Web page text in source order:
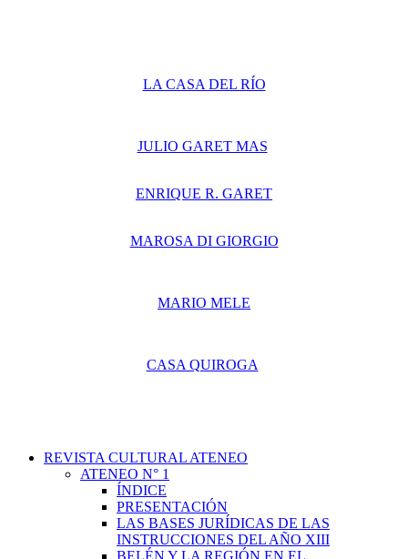
LA CASA DEL RÍO
JULIO GARET MAS
ENRIQUE R. GARET
MAROSA DI GIORGIO
MARIO MELE
CASA QUIROGA
REVISTA CULTURAL ATENEO
ATENEO N° 1
ÍNDICE
PRESENTACIÓN
LAS BASES JURÍDICAS DE LAS
INSTRUCCIONES DEL AÑO XIII
BELÉN Y LA REGIÓN EN EL